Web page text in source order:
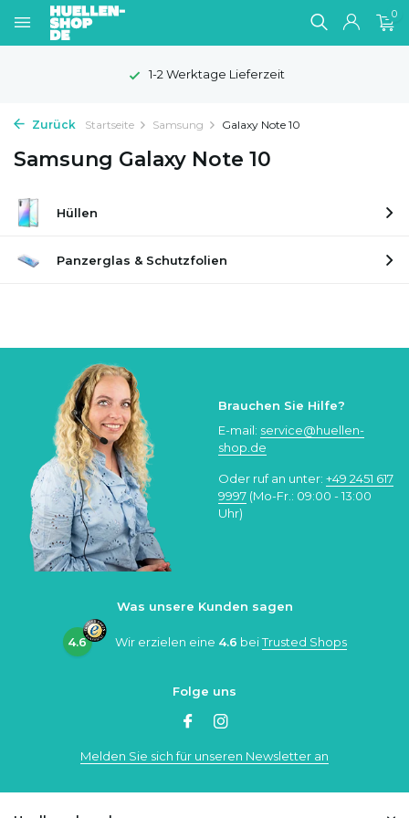
0
1-2 Werktage Lieferzeit
Zurück Startseite Samsung Galaxy Note 10
Samsung Galaxy Note 10
Hüllen
Panzerglas & Schutzfolien
Brauchen Sie Hilfe?
E-mail: service@huellen-
shop.de
Oder ruf an unter: +49 2451 617
9997 (Mo-Fr.: 09:00 - 13:00
Uhr)
Was unsere Kunden sagen
4.6 Wir erzielen eine 4.6 beiTrusted Shops
Folge uns
Melden Sie sich für unseren Newsletter an